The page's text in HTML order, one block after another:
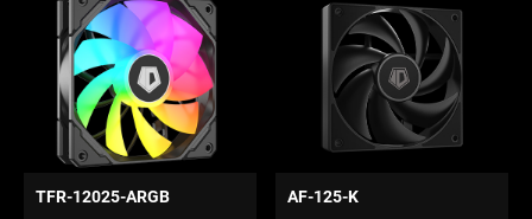
TFR-12025-ARGB AF-125-K